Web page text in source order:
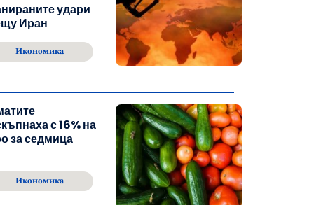
удари
Иран
Икономика
с 16% на
за седмица
Икономика